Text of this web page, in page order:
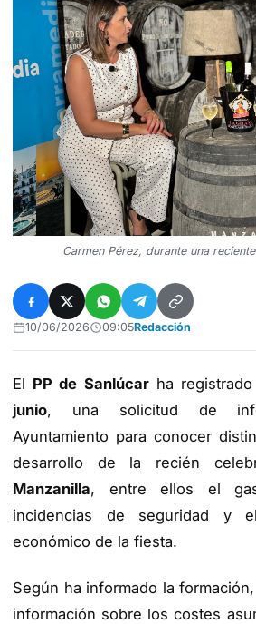
Carmen Pérez, durante una
10/06/2026 09:05Redacción
El PP de Sanlúcarha registrado
junio, una solicitud de
Ayuntamiento para conocer
desarrollo de la recién
Manzanilla, entre ellos el
incidencias de seguridad y
económico de la fiesta.
Según ha informado la
información sobre los costes